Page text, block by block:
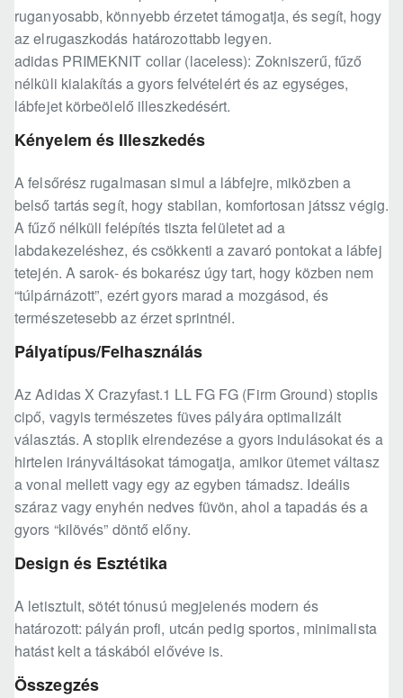
ruganyosabb, könnyebb érzetet támogatja, és segít, hogy
az elrugaszkodás határozottabb legyen.
adidas PRIMEKNIT collar (laceless): Zokniszerű, fűző
nélküli kialakítás a gyors felvételért és az egységes,
lábfejet körbeölelő illeszkedésért.
Kényelem és Illeszkedés
A felsőrész rugalmasan simul a lábfejre, miközben a
belső tartás segít, hogy stabilan, komfortosan játssz végig.
A fűző nélküli felépítés tiszta felületet ad a
labdakezeléshez, és csökkenti a zavaró pontokat a lábfej
tetején. A sarok- és bokarész úgy tart, hogy közben nem
“túlpárnázott”, ezért gyors marad a mozgásod, és
természetesebb az érzet sprintnél.
Pályatípus/Felhasználás
Az Adidas X Crazyfast.1 LL FG FG (Firm Ground) stoplis
cipő, vagyis természetes füves pályára optimalizált
választás. A stoplik elrendezése a gyors indulásokat és a
hirtelen irányváltásokat támogatja, amikor ütemet váltasz
a vonal mellett vagy egy az egyben támadsz. Ideális
száraz vagy enyhén nedves füvön, ahol a tapadás és a
gyors “kilövés” döntő előny.
Design és Esztétika
A letisztult, sötét tónusú megjelenés modern és
határozott: pályán profi, utcán pedig sportos, minimalista
hatást kelt a táskából elővéve is.
Összegzés